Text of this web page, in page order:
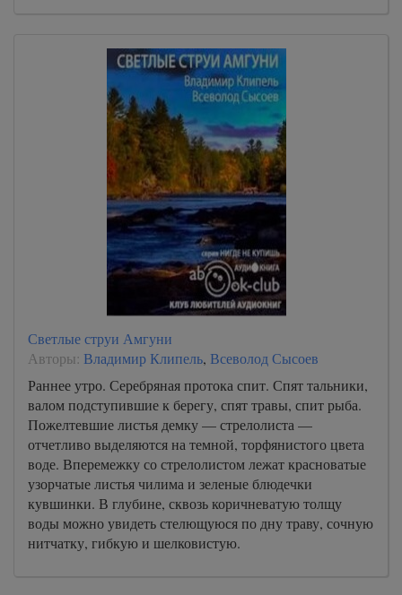
Светлые струи Амгуни
Авторы: Владимир Клипель, Всеволод Сысоев
Раннее утро. Серебряная протока спит. Спят тальники,
валом подступившие к берегу, спят травы, спит рыба.
Пожелтевшие листья демку — стрелолиста —
отчетливо выделяются на темной, торфянистого цвета
воде. Вперемежку со стрелолистом лежат красноватые
узорчатые листья чилима и зеленые блюдечки
кувшинки. В глубине, сквозь коричневатую толщу
воды можно увидеть стелющуюся по дну траву, сочную
нитчатку, гибкую и шелковистую.